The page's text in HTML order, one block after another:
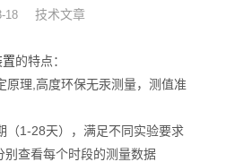
18 技术文章
的特点：
理,高度环保无汞测量，测值准
1-28天），满足不同实验要求
查看每个时段的测量数据